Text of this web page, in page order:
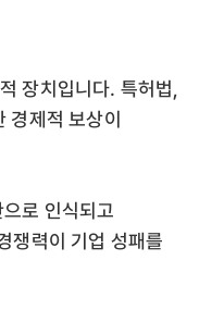
장치입니다. 특허법,
경제적 보상이
로 인식되고
쟁력이 기업 성패를